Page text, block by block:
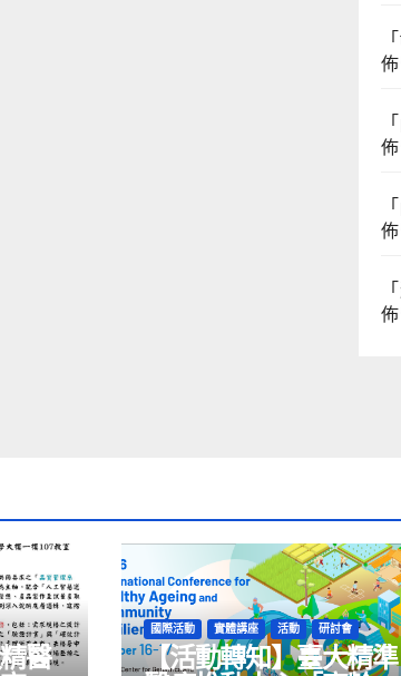
「
「
「
「
醫
國際活動 實體講座 活動 研討會
【活動轉知】臺大精準